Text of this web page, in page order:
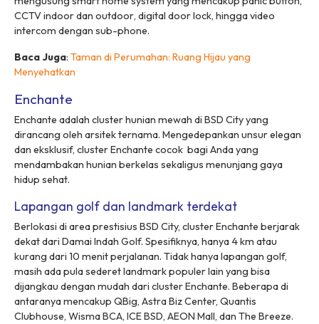
CCTVindoordan outdoor, digital door lock, hinggavideo
intercom dengan sub-phone.
Baca Juga: Taman di Perumahan: Ruang Hijau yang
Menyehatkan
Enchante
Enchante adalah clusterhunian mewah di BSD City yang
dirancang oleh arsitek ternama. Mengedepankan unsur elegan
dan eksklusif, clusterEnchante cocok bagi Anda yang
mendambakan hunian berkelas sekaligus menunjang gaya
hidup sehat.
Lapangan golf dan landmark terdekat
Berlokasi di area prestisius BSD City, clusterEnchante berjarak
dekat dari Damai Indah Golf. Spesifiknya, hanya 4 km atau
kurang dari 10 menit perjalanan. Tidak hanya lapangan golf,
masih ada pula sederetlandmarkpopuler lain yang bisa
dijangkau dengan mudah dari clusterEnchante. Beberapa di
antaranya mencakup QBig, Astra Biz Center, Quantis
Clubhouse, Wisma BCA, ICE BSD, AEON Mall, dan The Breeze.